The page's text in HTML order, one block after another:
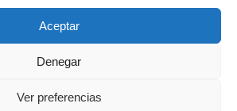
Aceptar
Denegar
Ver preferencias
Condiciones de contratación
Aviso legal